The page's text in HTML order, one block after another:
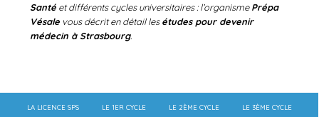
Santé et différents cycles universitaires : l’organismePrépa
Vésale vous décrit en détail lesétudes pour devenir
médecin à Strasbourg.
LA LICENCE SPS LE 1ER CYCLE LE 2ÈME CYCLE LE 3ÈME CYCLE